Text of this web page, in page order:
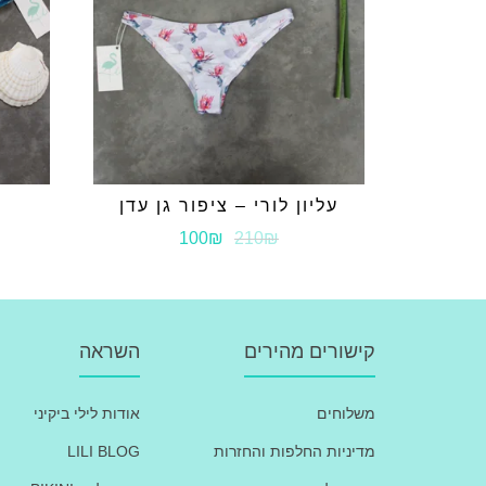
עליון לורי – ציפור גן עדן
210₪
100₪
קישורים מהירים
משלוחים
מדיניות החלפות והחזרות
השראה
אודות לילי ביקיני
LILI BLOG